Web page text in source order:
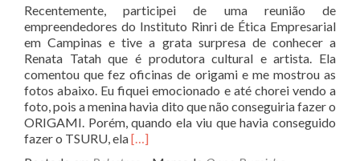
Recentemente, participei de uma reunião de
empreendedores do Instituto Rinri de Ética Empresarial
em Campinas e tive a grata surpresa de conhecer a
Renata Tatah que é produtora cultural e artista. Ela
comentou que fez oficinas de origami e me mostrou as
fotos abaixo. Eu fiquei emocionado e até chorei vendo a
foto, pois a menina havia dito que não conseguiria fazer o
ORIGAMI. Porém, quando ela viu que havia conseguido
fazer o TSURU, elaRead
[…]